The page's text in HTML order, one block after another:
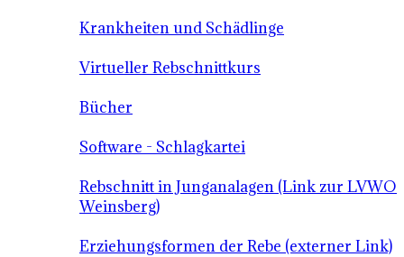
Krankheiten und Schädlinge
Virtueller Rebschnittkurs
Bücher
Software - Schlagkartei
Rebschnitt in Junganalagen (Link zur LVWO
Weinsberg)
Erziehungsformen der Rebe (externer Link)